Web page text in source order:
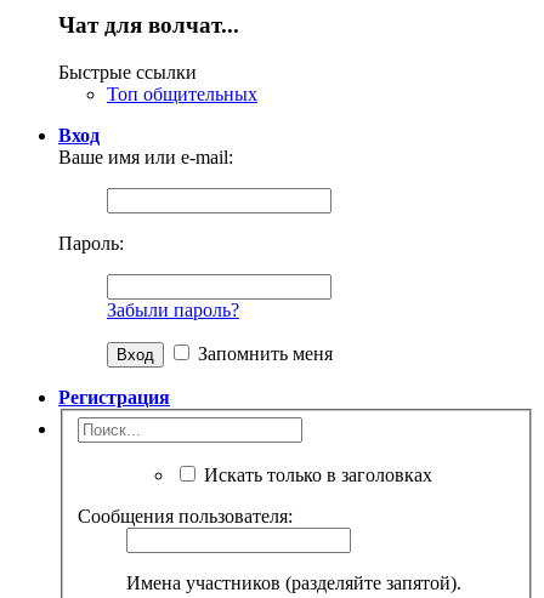
Чат для волчат...
Быстрые ссылки
Топ общительных
Вход
Ваше имя или e-mail:
Пароль:
Забыли пароль?
Запомнить меня
Регистрация
Искать только в заголовках
Сообщения пользователя:
Имена участников (разделяйте запятой).